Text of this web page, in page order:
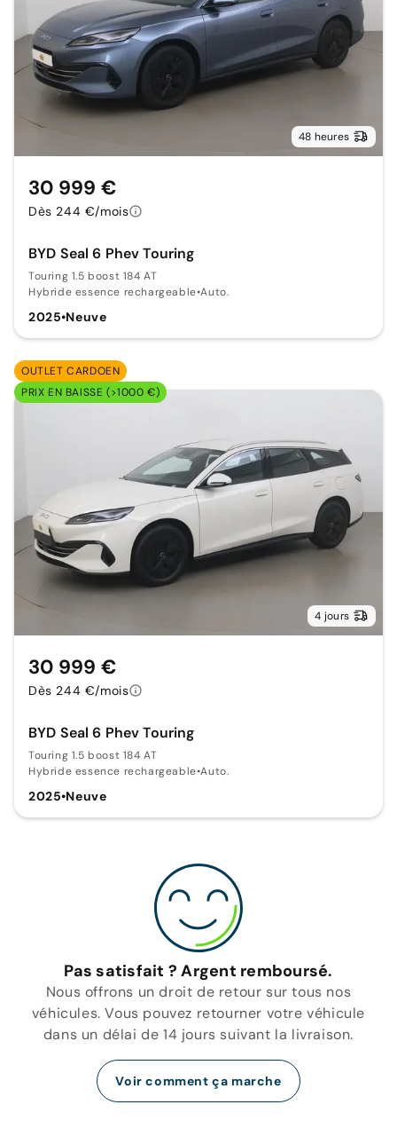
48 heures
BYD Seal 6 Phev Touring
Touring 1.5 boost 184 AT
Hybride essence rechargeable•Auto.
2025•Neuve
30 999 €
Dès 244 €/mois
OUTLET CARDOEN
PRIX EN BAISSE (>1000 €)
4 jours
BYD Seal 6 Phev Touring
Touring 1.5 boost 184 AT
Hybride essence rechargeable•Auto.
2025•Neuve
30 999 €
Dès 244 €/mois
Pas satisfait ? Argent remboursé.
Nous offrons un droit de retour sur tous nos
véhicules. Vous pouvez retourner votre véhicule
dans un délai de 14 jours suivant la livraison.
Voir comment ça marche